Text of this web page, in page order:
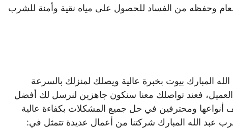
وحفظه من الفساد للحصول على مياه نقية وأمنة للشرب
المبارك بيوت بخبرة عالية ويصلك لمنزلك بالسرعة
العميل، فعند تواصلك معنا سنكون جاهزين لنرسل لك أفضل
ومحترفين في حل جميع المشكلات بكفاءة عالية
عبد الله المبارك شركتنا من أعمال عديدة تتمثل في: